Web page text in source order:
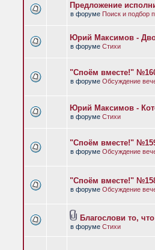
Предложение
в форуме Поиск и подбор
Юрий Максимов -
в форуме Стихи
"Споём вместе!"
в форуме Обсуждение
Юрий Максимов -
в форуме Стихи
"Споём вместе!"
в форуме Обсуждение
"Споём вместе!"
в форуме Обсуждение
Благослови то,
в форуме Стихи